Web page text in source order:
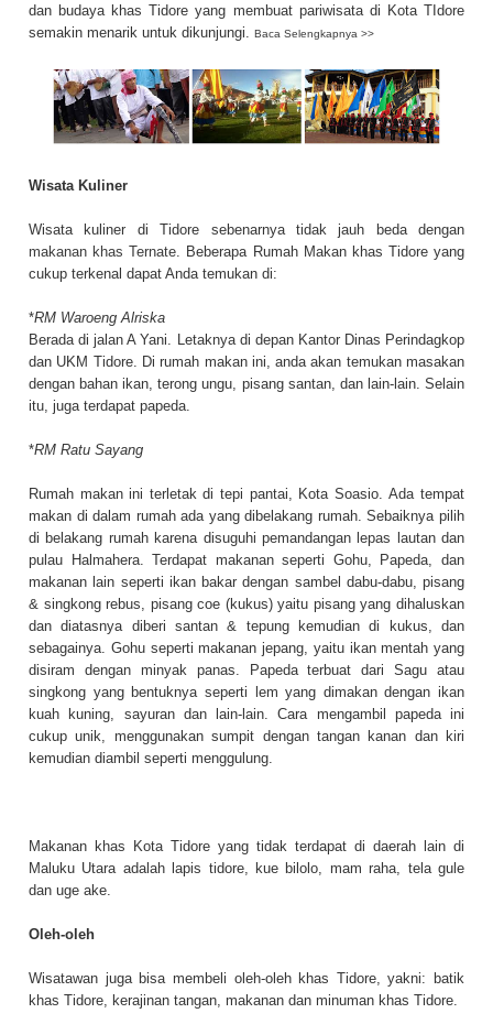
dan budaya khas Tidore yang membuat pariwisata di Kota TIdore
semakin menarik untuk dikunjungi.
Baca Selengkapnya >>
Wisata Kuliner
Wisata kuliner di Tidore sebenarnya tidak jauh beda dengan
makanan khas Ternate. Beberapa Rumah Makan khas Tidore yang
cukup terkenal dapat Anda temukan di:
*RM Waroeng Alriska
Berada di jalan A Yani. Letaknya di depan Kantor Dinas Perindagkop
dan UKM Tidore. Di rumah makan ini, anda akan temukan masakan
dengan bahan ikan, terong ungu, pisang santan, dan lain-lain. Selain
itu, juga terdapat papeda.
*RM Ratu Sayang
Rumah makan ini terletak di tepi pantai, Kota Soasio. Ada tempat
makan di dalam rumah ada yang dibelakang rumah. Sebaiknya pilih
di belakang rumah karena disuguhi pemandangan lepas lautan dan
pulau Halmahera. Terdapat makanan seperti Gohu, Papeda, dan
makanan lain seperti ikan bakar dengan sambel dabu-dabu, pisang
& singkong rebus, pisang coe (kukus) yaitu pisang yang dihaluskan
dan diatasnya diberi santan & tepung kemudian di kukus, dan
sebagainya. Gohu seperti makanan jepang, yaitu ikan mentah yang
disiram dengan minyak panas. Papeda terbuat dari Sagu atau
singkong yang bentuknya seperti lem yang dimakan dengan ikan
kuah kuning, sayuran dan lain-lain. Cara mengambil papeda ini
cukup unik, menggunakan sumpit dengan tangan kanan dan kiri
kemudian diambil seperti menggulung.
Makanan khas Kota Tidore yang tidak terdapat di daerah lain di
Maluku Utara adalah lapis tidore, kue bilolo, mam raha, tela gule
dan uge ake.
Oleh-oleh
Wisatawan juga bisa membeli oleh-oleh khas Tidore, yakni: batik
khas Tidore, kerajinan tangan, makanan dan minuman khas Tidore.